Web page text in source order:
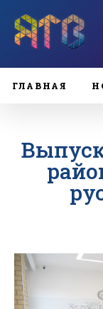
ГЛАВНАЯ